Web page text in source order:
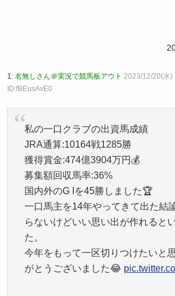
1: 名無しさん＠実況で競馬板アウト 2023/12/20(水)
ID:fBEusAvE0
私の一口クラブの出資馬成績
JRA通算:10164戦1285勝
獲得賞金:474億3904万円💰
募集額回収馬率:36%
国内外のG Iを45勝しました🏆
一口馬主を14年やってきて出た結
らないけどいい思い出が作れると
た。
今年をもって一区切りつけたいと
がとうございました😂